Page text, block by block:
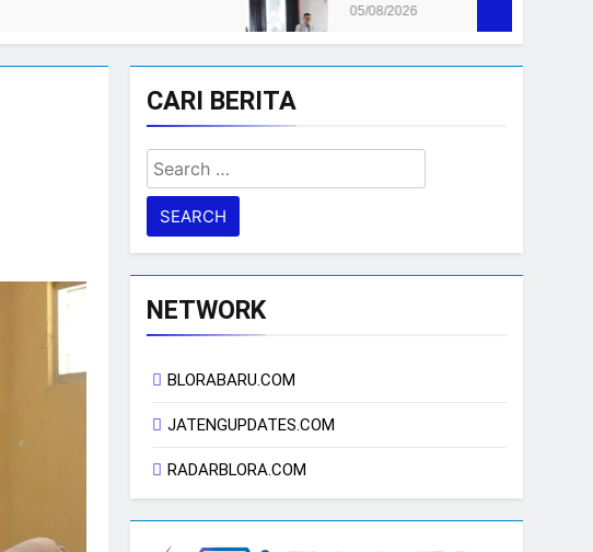
05/08/2026
CARI BERITA
Search
for:
NETWORK
BLORABARU.COM
JATENGUPDATES.COM
RADARBLORA.COM